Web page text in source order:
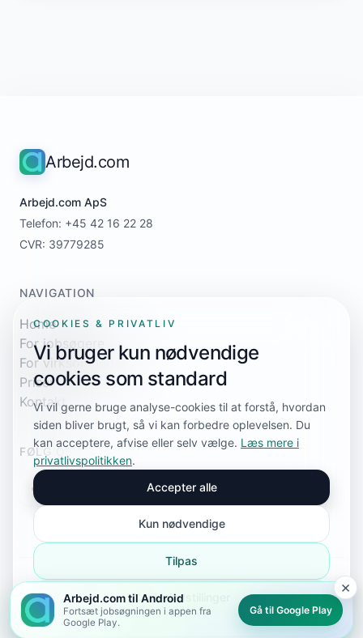
Arbejd.com
Arbejd.com ApS
Telefon: +45 42 16 22 28
CVR: 39779285
NAVIGATION
Home
For jobsøgere
For virksomheder
Priser
Kontakt
FØLG OS
© 2026 Arbejd.com. Alle rettigheder forbeholdes.
PrivatlivspolitikCookieindstillinger Sitemapsitemap.xml
×
Arbejd.com til Android
Fortsæt jobsøgningen i appen fra
Google Play.
Gå til Google Play
COOKIES & PRIVATLIV
Vi bruger kun nødvendige
cookies som standard
Vi vil gerne bruge analyse-cookies til at forstå, hvordan
siden bliver brugt, så vi kan forbedre oplevelsen. Du
kan acceptere, afvise eller selv vælge. Læs mere i
privatlivspolitikken.
Accepter alle
Kun nødvendige
Tilpas
Cookieindstillinger